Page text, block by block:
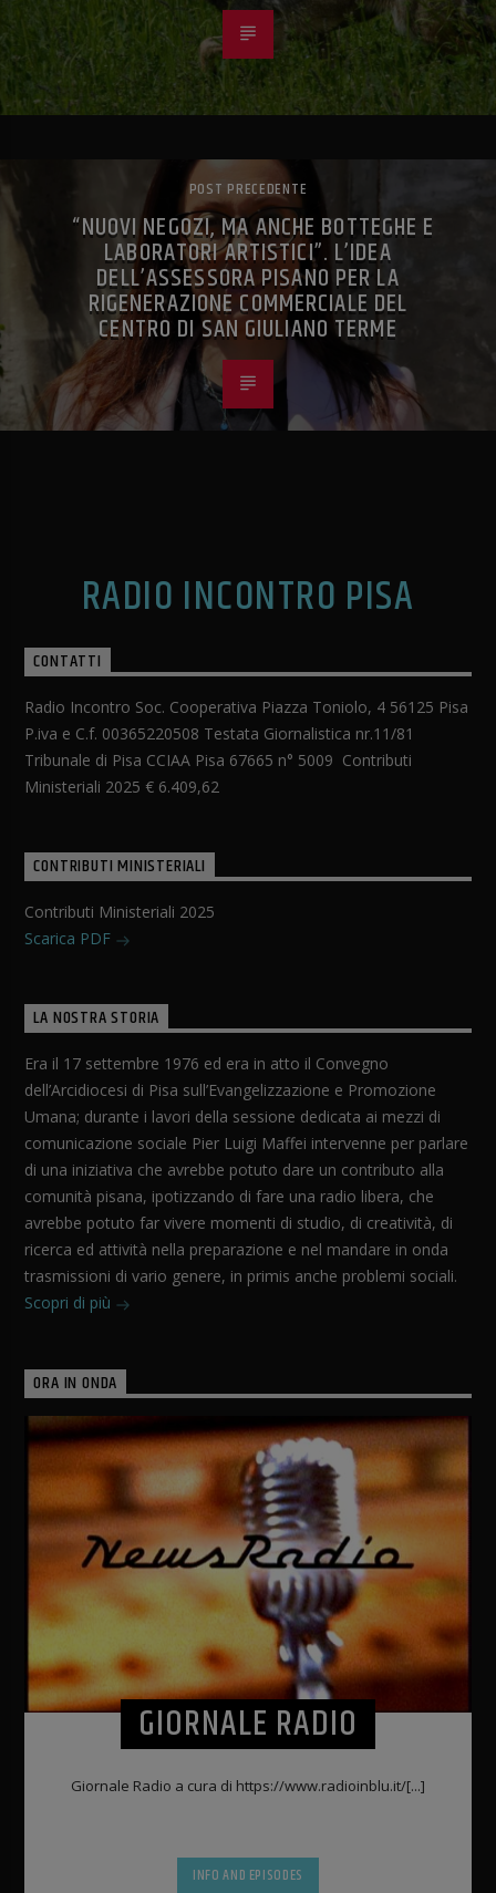
POST PRECEDENTE
“NUOVI NEGOZI, MA ANCHE BOTTEGHE E
LABORATORI ARTISTICI”. L’IDEA
DELL’ASSESSORA PISANO PER LA
RIGENERAZIONE COMMERCIALE DEL
CENTRO DI SAN GIULIANO TERME
RADIO INCONTRO PISA
CONTATTI
Radio Incontro Soc. Cooperativa Piazza Toniolo, 4 56125 Pisa
P.iva e C.f. 00365220508 Testata Giornalistica nr.11/81
Tribunale di Pisa CCIAA Pisa 67665 n° 5009 Contributi
Ministeriali 2025 € 6.409,62
CONTRIBUTI MINISTERIALI
Contributi Ministeriali 2025
Scarica PDF
LA NOSTRA STORIA
Era il 17 settembre 1976 ed era in atto il Convegno
dell’Arcidiocesi di Pisa sull’Evangelizzazione e Promozione
Umana; durante i lavori della sessione dedicata ai mezzi di
comunicazione sociale Pier Luigi Maffei intervenne per parlare
di una iniziativa che avrebbe potuto dare un contributo alla
comunità pisana, ipotizzando di fare una radio libera, che
avrebbe potuto far vivere momenti di studio, di creatività, di
ricerca ed attività nella preparazione e nel mandare in onda
trasmissioni di vario genere, in primis anche problemi sociali.
Scopri di più
ORA IN ONDA
GIORNALE RADIO
Giornale Radio a cura di https://www.radioinblu.it/[...]
INFO AND EPISODES